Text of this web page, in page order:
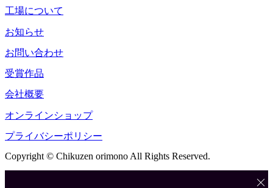
工場について
お知らせ
お問い合わせ
受賞作品
会社概要
オンラインショップ
プライバシーポリシー
Copyright © Chikuzen orimono All Rights Reserved.